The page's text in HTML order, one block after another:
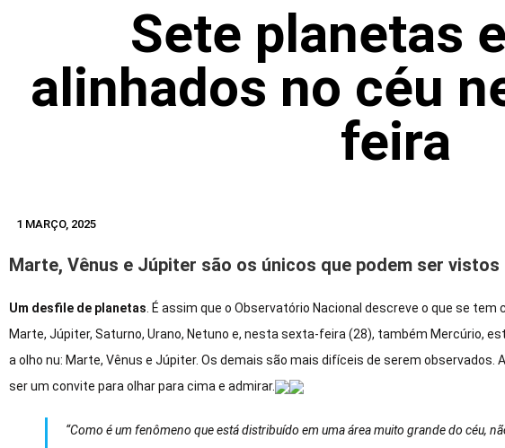
Sete planetas
alinhados no céu
feira
1 MARÇO, 2025
Marte, Vênus e Júpiter são os únicos que podem ser vistos
Um desfile de planetas . É assim que o Observatório Nacional descreve o que se
Marte, Júpiter, Saturno, Urano, Netuno e, nesta sexta-feira (28), também Mercúrio,
a olho nu: Marte, Vênus e Júpiter. Os demais são mais difíceis de serem observados.
ser um convite para olhar para cima e admirar.
“Como é um fenômeno que está distribuído em uma área muito grande do céu,